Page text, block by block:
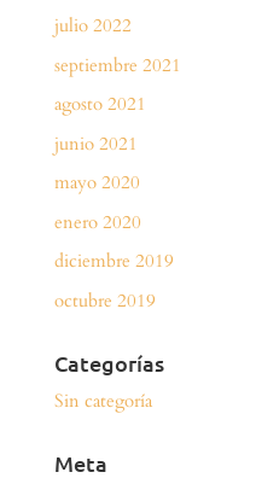
julio 2022
septiembre 2021
agosto 2021
junio 2021
mayo 2020
enero 2020
diciembre 2019
octubre 2019
Categorías
Sin categoría
Meta